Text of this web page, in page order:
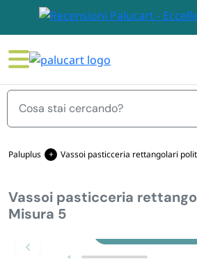
Menu
STOVIGLIE E TOVAGLIOLI
GIARDINO E ARREDO PER
Chi siamo
Personalizzazione Monouso
Paluplus Vassoi pasticceria rettangolari
Vassoi pasticceria
Misura 5
Zoom